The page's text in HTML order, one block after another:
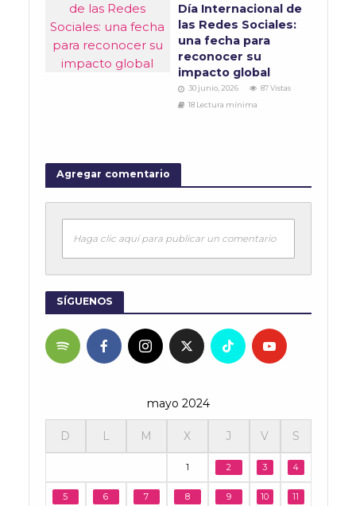
Día Internacional de
las Redes Sociales:
una fecha para
reconocer su
impacto global
30 junio, 2026
87 Vistas
18 Lectura mínima
Agregar comentario
Haga clic aquí para publicar un comentario
SÍGUENOS
mayo 2024
D L M X J V S
1 2 3 4
5 6 7 8 9 10 11